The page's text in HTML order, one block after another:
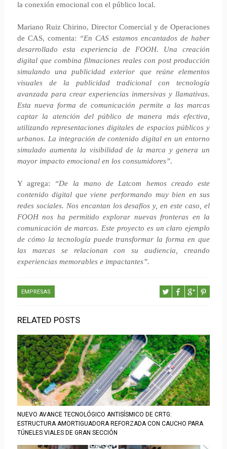
la conexión emocional con el público local.
Mariano Ruiz Chirino, Director Comercial y de Operaciones
de CAS, comenta: “En CAS estamos encantados de haber
desarrollado esta experiencia de FOOH. Una creación
digital que combina filmaciones reales con post producción
simulando una publicidad exterior que reúne elementos
visuales de la publicidad tradicional con tecnología
avanzada para crear experiencias inmersivas y llamativas.
Esta nueva forma de comunicación permite a las marcas
captar la atención del público de manera más efectiva,
utilizando representaciones digitales de espacios públicos y
urbanos. La integración de contenido digital en un entorno
simulado aumenta la visibilidad de la marca y genera un
mayor impacto emocional en los consumidores”.
Y agrega: “De la mano de Latcom hemos creado este
contenido digital que viene performando muy bien en sus
redes sociales. Nos encantan los desafíos y, en este caso, el
FOOH nos ha permitido explorar nuevas fronteras en la
comunicación de marcas. Este proyecto es un claro ejemplo
de cómo la tecnología puede transformar la forma en que
las marcas se relacionan con su audiencia, creando
experiencias memorables e impactantes”.
EMPRESAS
RELATED POSTS
NUEVO AVANCE TECNOLÓGICO ANTISÍSMICO DE CRTG:
ESTRUCTURA AMORTIGUADORA REFORZADA CON CAUCHO PARA
TÚNELES VIALES DE GRAN SECCIÓN